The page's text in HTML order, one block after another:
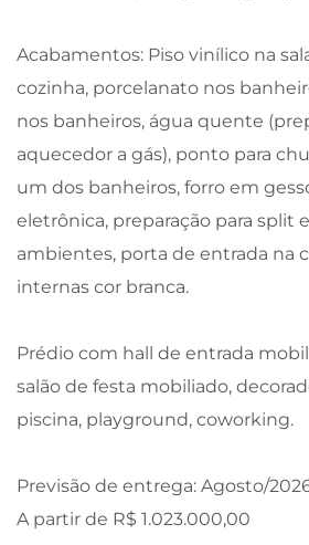
Acabamentos: Piso vinílico na
cozinha, porcelanato nos
nos banheiros, água quente
aquecedor a gás), ponto para
um dos banheiros, forro em
eletrônica, preparação para split
ambientes, porta de entrada na
internas cor branca.
Prédio com hall de entrada
salão de festa mobiliado,
piscina, playground, coworking.
Previsão de entrega: Agosto/
A partir de R$ 1.023.000,00